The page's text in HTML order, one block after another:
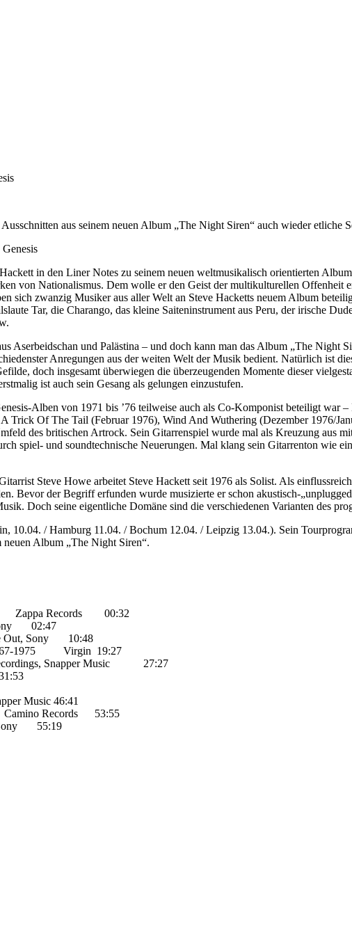
aus seinem neuen Album „The Night Siren“ auch wieder etliche
in den Liner Notes zu seinem neuen weltmusikalisch orientierten
von Nationalismus. Dem wolle er den Geist der multikulturellen Offenheit
sich zwanzig Musiker aus aller Welt an Steve Hacketts neuem Album
Tar, die Charango, das kleine Saiteninstrument aus Peru, der irische
Aserbeidschan und Palästina – und doch kann man das Album „The Night
Anregungen aus der weiten Welt der Musik bedient. Natürlich ist
doch insgesamt überwiegen die überzeugenden Momente dieser
ist auch sein Gesang als gelungen einzustufen.
Alben von 1971 bis ’76 teilweise auch als Co-Komponist beteiligt
Of The Tail (Februar 1976), Wind And Wuthering (Dezember 1976/
des britischen Artrock. Sein Gitarrenspiel wurde mal als Kreuzung aus
spiel- und soundtechnische Neuerungen. Mal klang sein Gitarrenton wie
Steve Howe arbeitet Steve Hackett seit 1976 als Solist. Als
Bevor der Begriff erfunden wurde musizierte er schon akustisch-
Doch seine eigentliche Domäne sind die verschiedenen Varianten des
10.04. / Hamburg 11.04. / Bochum 12.04. / Leipzig 13.04.). Sein
neuen Album „The Night Siren“.
Zappa Records 00:32
02:47
Out, Sony 10:48
1975 Virgin 19:27
Snapper Music 27:27
Music 46:41
Camino Records 53:55
Sony 55:19